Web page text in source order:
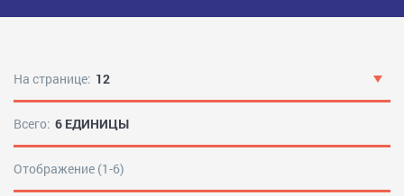
На странице: 12
Всего: 6 ЕДИНИЦЫ
Отображение (1-6)